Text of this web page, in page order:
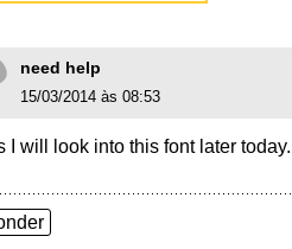
need help
15/03/2014 às 08:53
I will look into this font later